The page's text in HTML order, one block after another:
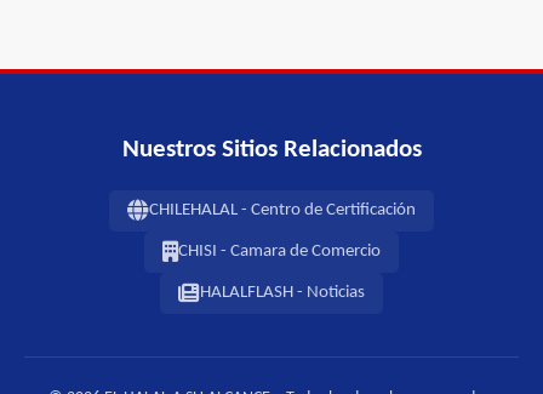
Nuestros Sitios Relacionados
CHILEHALAL - Centro de Certificación
CHISI - Camara de Comercio
HALALFLASH - Noticias